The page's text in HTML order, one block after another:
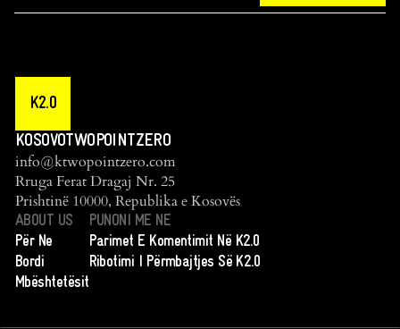
K2.0
KOSOVOTWOPOINTZERO
info@ktwopointzero.com
Rruga Ferat Dragaj Nr. 25
Prishtinë 10000, Republika e Kosovës
ABOUT US
Për Ne
Bordi
Mbështetësit
PUNONI ME NE
Parimet E Komentimit Në K2.0
Ribotimi I Përmbajtjes Së K2.0